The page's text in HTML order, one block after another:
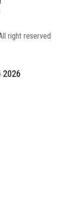
right reserved